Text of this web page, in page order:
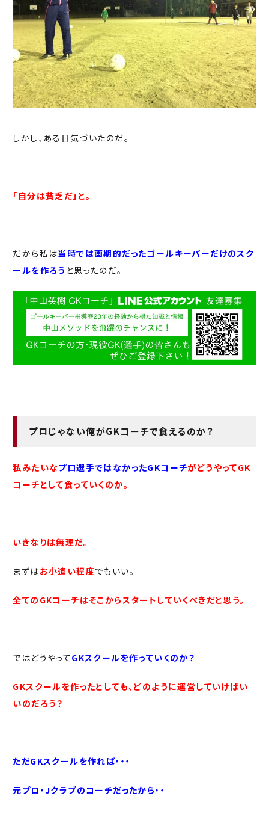
しかし、ある日気づいたのだ。
「自分は貧乏だ」と。
だから私は当時では画期的だったゴールキーパーだけのスク
ールを作ろう と思ったのだ。
プロじゃない俺がGKコーチで食えるのか？
私みたいなプロ選手ではなかったGKコーチがどうやってGK
コーチとして食っていくのか。
いきなりは無理だ。
まずはお小遣い程度でもいい。
全てのGKコーチはそこからスタートしていくべきだと思う。
ではどうやって GKスクールを作っていくのか？
GKスクールを作ったとしても、どのように運営していけばい
いのだろう？
ただGKスクールを作れば・・・
元プロ・Jクラブのコーチだったから・・